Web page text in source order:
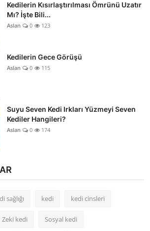
Kedilerin Kısırlaştırılması Ömrünü Uzatır
Mı? İşte Bili...
Aslan 0 123
Kedilerin Gece Görüşü
Aslan 0 115
Suyu Seven Kedi Irkları Yüzmeyi Seven
Kediler Hangileri?
Aslan 0 174
sağlığı kedi kedi cinsleri
Zeki kedi Sosyal kedi